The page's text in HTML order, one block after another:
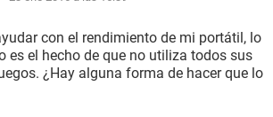
con el rendimiento de mi portátil, lo
es el hecho de que no utiliza todos sus
¿Hay alguna forma de hacer que lo